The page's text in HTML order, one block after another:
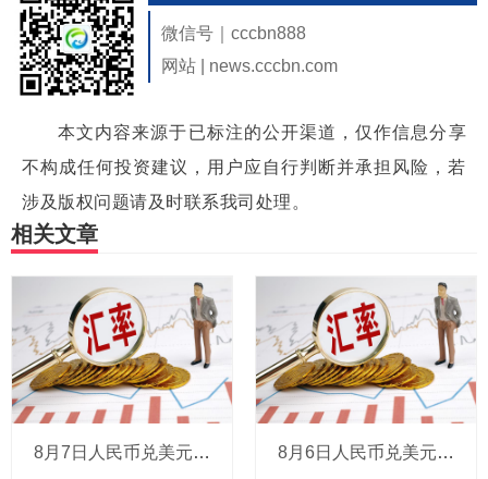
微信号｜cccbn888
网站 | news.cccbn.com
本文内容来源于已标注的公开渠道，仅作信息分享
不构成任何投资建议，用户应自行判断并承担风险，若
涉及版权问题请及时联系我司处理。
相关文章
8月7日人民币兑美元中间价报6.7904，调贬9个基点 8月6日人民币兑美元中间价报6.7895，下调6个基点